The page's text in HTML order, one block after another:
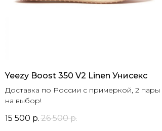
Yeezy Boost 350 V2 Linen Унисекс
Доставка по России с примеркой, 2 пары
на выбор!
15 500 р. 26 500 р.